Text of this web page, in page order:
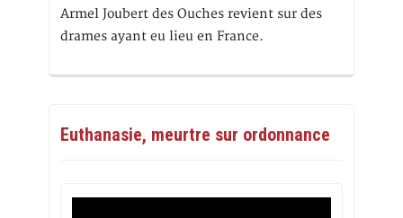
Armel Joubert des Ouches revient sur des
drames ayant eu lieu en France.
Euthanasie, meurtre sur ordonnance